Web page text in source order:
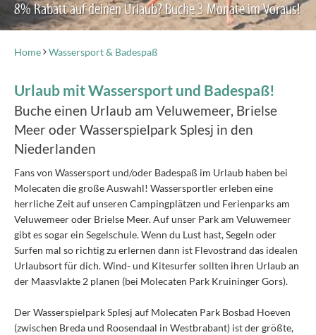
8% Rabatt auf deinen Urlaub? Buche 3 Monate im Voraus!
Home Wassersport & Badespaß
Urlaub mit Wassersport und Badespaß!
Buche einen Urlaub am Veluwemeer, Brielse
Meer oder Wasserspielpark Splesj in den
Niederlanden
Fans von Wassersport und/oder Badespaß im Urlaub haben bei
Molecaten die große Auswahl! Wassersportler erleben eine
herrliche Zeit auf unseren Campingplätzen und Ferienparks am
Veluwemeer oder Brielse Meer. Auf unser Park am Veluwemeer
gibt es sogar ein Segelschule. Wenn du Lust hast, Segeln oder
Surfen mal so richtig zu erlernen dann ist Flevostrand das idealen
Urlaubsort für dich. Wind- und Kitesurfer sollten ihren Urlaub an
der Maasvlakte 2 planen (bei Molecaten Park Kruininger Gors).
Der Wasserspielpark Splesj auf Molecaten Park Bosbad Hoeven
(zwischen Breda und Roosendaal in Westbrabant) ist der größte,